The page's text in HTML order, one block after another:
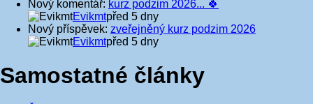
Nový komentář: kurz podzim 2026... 🍀
Evikmtpřed 5 dny
Nový příspěvek: zveřejněný kurz podzim 2026
Evikmtpřed 5 dny
Samostatné články